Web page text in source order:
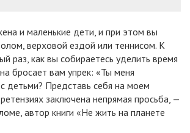
и маленькие дети, и при этом вы
верховой ездой или теннисом. К
раз, как вы собираетесь уделить время
бросает вам упрек: «Ты меня
детьми? Представь себя на моем
заключена непрямая просьба, —
автор книги «Не жить на планете